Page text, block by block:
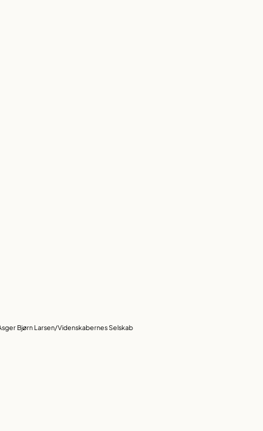
Bjørn Larsen/Videnskabernes Selskab